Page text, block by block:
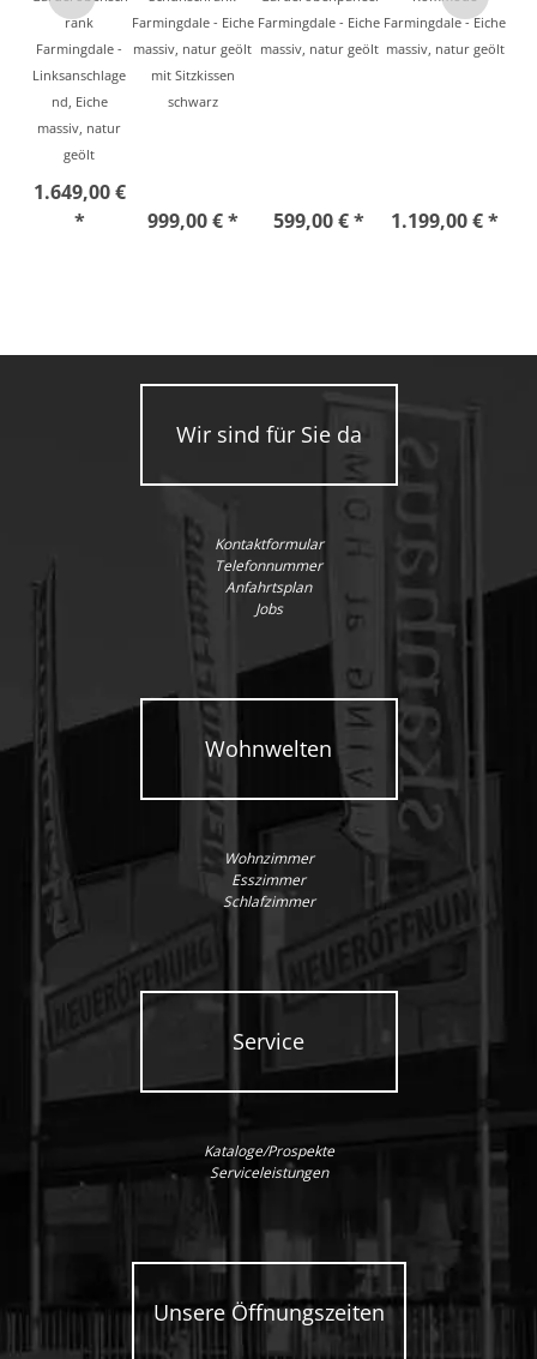
rank
Farmingdale -
Linksanschlage
nd, Eiche
massiv, natur
geölt
1.649,00 €
*
Farmingdale - Eiche
massiv, natur geölt
mit Sitzkissen
schwarz
999,00 € *
Farmingdale - Eiche
massiv, natur geölt
599,00 € *
Farmingdale - Eiche
massiv, natur geölt
1.199,00 € *
Wir sind für Sie da
Kontaktformular
Telefonnummer
Anfahrtsplan
Jobs
Wohnwelten
Wohnzimmer
Esszimmer
Schlafzimmer
Service
Kataloge/Prospekte
Serviceleistungen
Unsere Öffnungszeiten